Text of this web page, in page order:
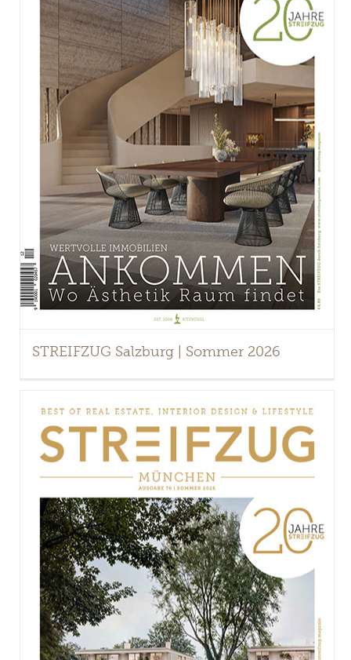
STREIFZUG Salzburg | Sommer 2026